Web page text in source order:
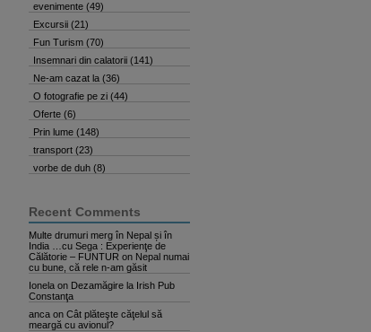
evenimente (49)
Excursii (21)
Fun Turism (70)
Insemnari din calatorii (141)
Ne-am cazat la (36)
O fotografie pe zi (44)
Oferte (6)
Prin lume (148)
transport (23)
vorbe de duh (8)
Recent Comments
Multe drumuri merg în Nepal și în
India …cu Sega : Experienţe de
Călătorie – FUNTUR on Nepal numai
cu bune, că rele n-am găsit
Ionela on Dezamăgire la Irish Pub
Constanţa
anca on Cât plăteşte căţelul să
meargă cu avionul?